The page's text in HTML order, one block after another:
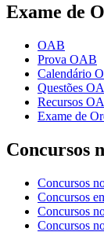
Exame de
OAB
Prova OAB
Calendário
Questões
Recursos
Exame de
Concursos
Concursos
Concursos
Concursos
Concursos